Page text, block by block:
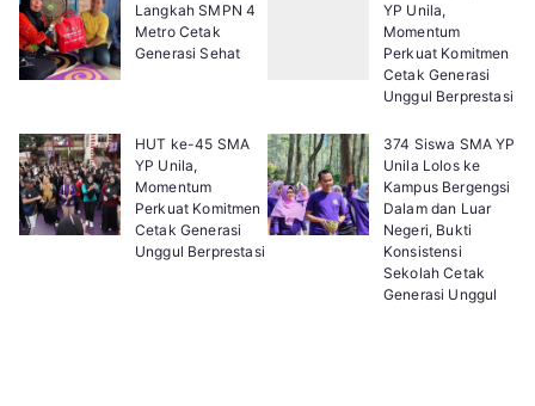
Langkah SMPN 4
Metro Cetak
Generasi Sehat
YP Unila,
Momentum
Perkuat Komitmen
Cetak Generasi
Unggul Berprestasi
HUT ke-45 SMA
YP Unila,
Momentum
Perkuat Komitmen
Cetak Generasi
Unggul Berprestasi
374 Siswa SMA YP
Unila Lolos ke
Kampus Bergengsi
Dalam dan Luar
Negeri, Bukti
Konsistensi
Sekolah Cetak
Generasi Unggul